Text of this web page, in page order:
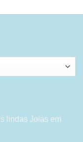
lindas Joias em